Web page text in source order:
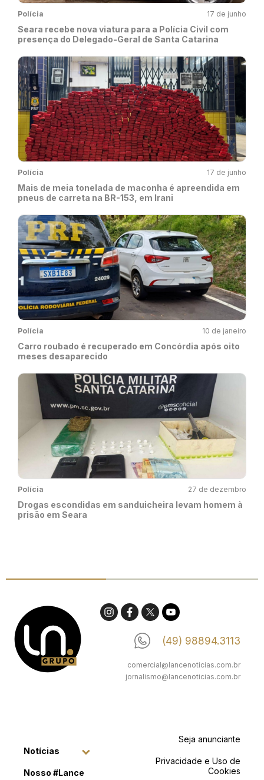
Polícia 17 de junho
Seara recebe nova viatura para a Polícia Civil com
presença do Delegado-Geral de Santa Catarina
Polícia 17 de junho
Mais de meia tonelada de maconha é apreendida em
pneus de carreta na BR-153, em Irani
Polícia 10 de janeiro
Carro roubado é recuperado em Concórdia após oito
meses desaparecido
Polícia 27 de dezembro
Drogas escondidas em sanduicheira levam homem à
prisão em Seara
(49) 98894.3113
comercial@lancenoticias.com.br
jornalismo@lancenoticias.com.br
Notícias
Nosso #Lance
Seja anunciante
Privacidade e Uso de
Cookies